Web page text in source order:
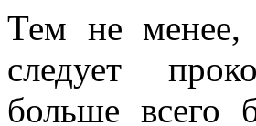
Тем не менее,
следует
больше всего